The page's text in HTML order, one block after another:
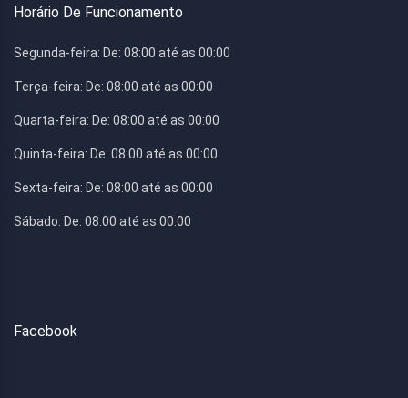
Horário De Funcionamento
Segunda-feira: De: 08:00 até as 00:00
Terça-feira: De: 08:00 até as 00:00
Quarta-feira: De: 08:00 até as 00:00
Quinta-feira: De: 08:00 até as 00:00
Sexta-feira: De: 08:00 até as 00:00
Sábado: De: 08:00 até as 00:00
Facebook